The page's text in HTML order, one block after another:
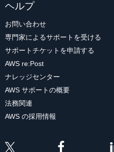
ヘルプ
お問い合わせ
専門家によるサポートを受ける
サポートチケットを申請する
AWS re:Post
ナレッジセンター
AWS サポートの概要
法務関連
AWS の採用情報